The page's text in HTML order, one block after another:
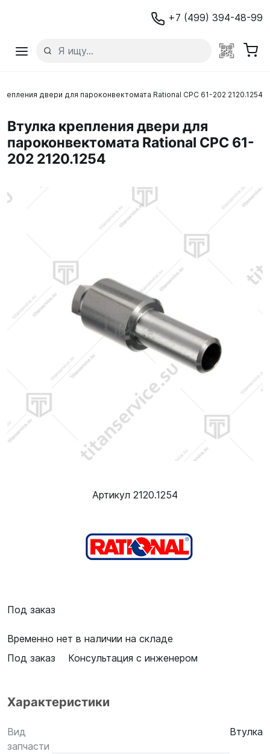
+7 (499) 394-48-99
двери для пароконвектомата Rational CPC 61-202 2120.1254
Втулка крепления двери для
пароконвектомата Rational CPC 61-
202 2120.1254
Артикул 2120.1254
Под заказ
Временно нет в наличии на складе
Под заказ
Консультация с инженером
Характеристики
Вид
запчасти
Втулка